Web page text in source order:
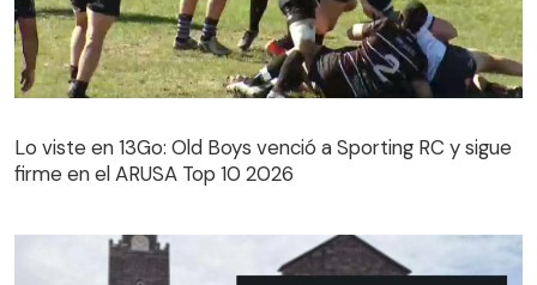
Lo viste en 13Go: Old Boys venció a Sporting RC y sigue
firme en el ARUSA Top 10 2026